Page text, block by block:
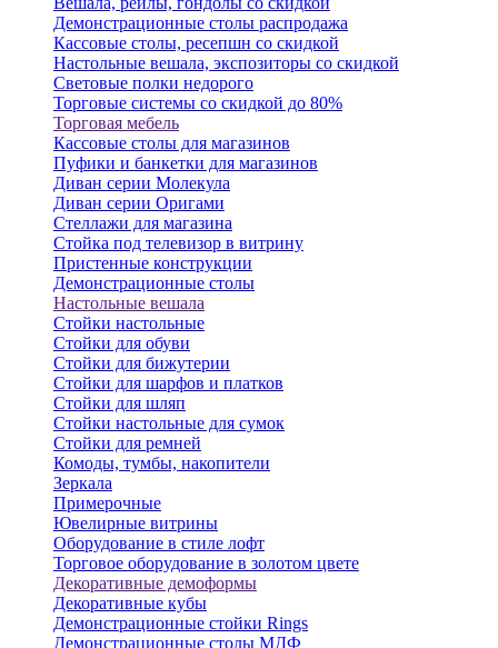
Демонстрационные столы распродажа
Кассовые столы, ресепшн со скидкой
Настольные вешала, экспозиторы со скидкой
Световые полки недорого
Торговые системы со скидкой до 80%
Торговая мебель
Кассовые столы для магазинов
Пуфики и банкетки для магазинов
Диван серии Молекула
Диван серии Оригами
Стеллажи для магазина
Стойка под телевизор в витрину
Пристенные конструкции
Демонстрационные столы
Настольные вешала
Стойки настольные
Стойки для обуви
Стойки для бижутерии
Стойки для шарфов и платков
Стойки для шляп
Стойки настольные для сумок
Стойки для ремней
Комоды, тумбы, накопители
Зеркала
Примерочные
Ювелирные витрины
Оборудование в стиле лофт
Торговое оборудование в золотом цвете
Декоративные демоформы
Декоративные кубы
Демонстрационные стойки Rings
Демонстрационные столы МДФ